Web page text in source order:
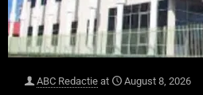
ABC Redactie at
August 8, 2026